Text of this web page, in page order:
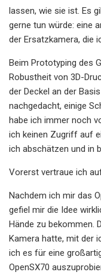
lassen, wie sie ist. Es
gerne tun würde: eine
der Ersatzkamera, die
Beim Prototyping des
Robustheit von 3D-
der Deckel an der
nachgedacht, einige
habe ich immer noch
ich keinen Zugriff auf
ich abschätzen und in
Vorerst vertraue ich
Nachdem ich mir das
gefiel mir die Idee
Hände zu bekommen.
Kamera hatte, mit der
ich es für eine
OpenSX70